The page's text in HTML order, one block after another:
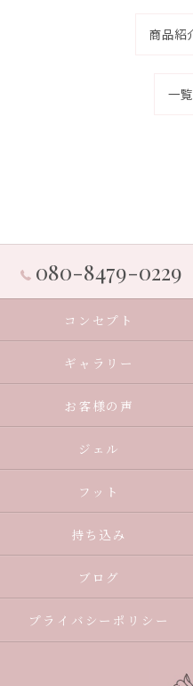
商品紹
一
080-8479-0229
コンセプト
ギャラリー
お客様の声
ジェル
フット
持ち込み
ブログ
プライバシーポリシー